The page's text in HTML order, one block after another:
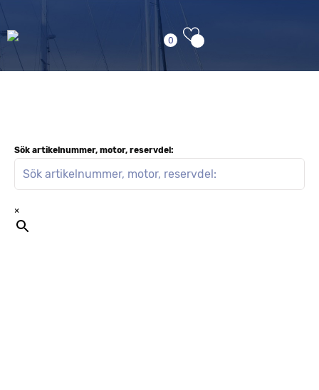
0
Sök artikelnummer, motor, reservdel:
×